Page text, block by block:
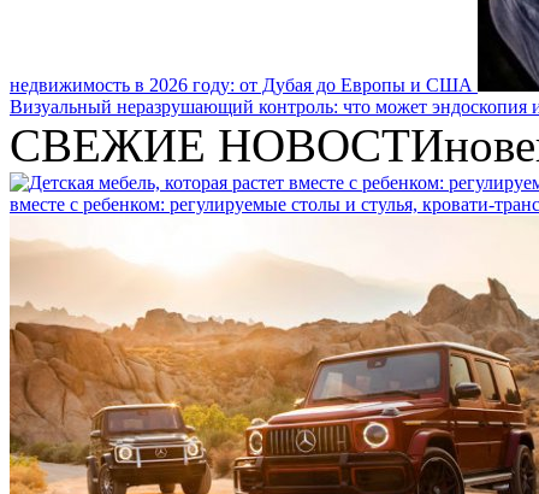
недвижимость в 2026 году: от Дубая до Европы и США
Визуальный неразрушающий контроль: что может эндоскопия
СВЕЖИЕ НОВОСТИ
вместе с ребенком: регулируемые столы и стулья, кровати-